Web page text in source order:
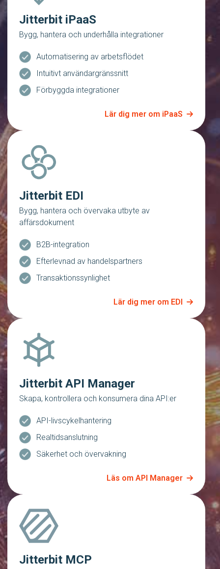
Jitterbit iPaaS
Bygg, hantera och underhålla integrationer
Automatisering av arbetsflödet
Intuitivt användargränssnitt
Förbyggda integrationer
Lär dig mer om iPaaS
Jitterbit EDI
Bygg, hantera och övervaka utbyte av
affärsdokument
B2B-integration
Efterlevnad av handelspartners
Transaktionssynlighet
Lär dig mer om EDI
Jitterbit API Manager
Skapa, kontrollera och konsumera dina API:er
API-livscykelhantering
Realtidsanslutning
Säkerhet och övervakning
Läs om API Manager
Jitterbit MCP